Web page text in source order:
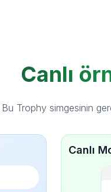
Canlı
Bu Trophy simgesinin
Canlı